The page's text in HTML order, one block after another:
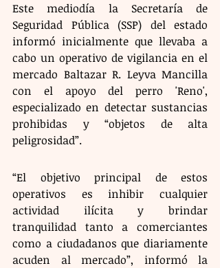
Este mediodía la Secretaría de
Seguridad Pública (SSP) del estado
informó inicialmente que llevaba a
cabo un operativo de vigilancia en el
mercado Baltazar R. Leyva Mancilla
con el apoyo del perro 'Reno',
especializado en detectar sustancias
prohibidas y “objetos de alta
peligrosidad”.
“El objetivo principal de estos
operativos es inhibir cualquier
actividad ilícita y brindar
tranquilidad tanto a comerciantes
como a ciudadanos que diariamente
acuden al mercado”, informó la